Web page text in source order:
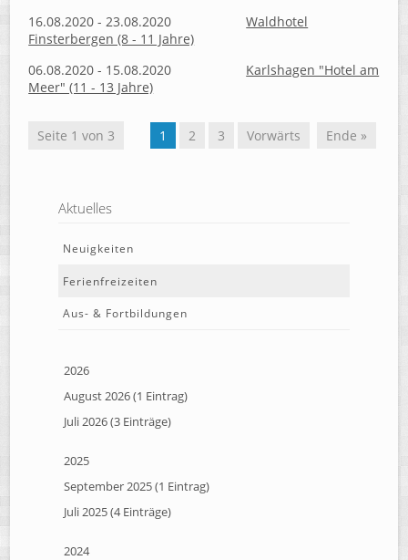
16.08.2020 - 23.08.2020
Waldhotel
Finsterbergen (8 - 11 Jahre)
06.08.2020 - 15.08.2020
Karlshagen "Hotel am
Meer" (11 - 13 Jahre)
Seite 1 von 3 1 2 3 Vorwärts Ende »
Aktuelles
Neuigkeiten
Ferienfreizeiten
Aus- & Fortbildungen
2026
August 2026 (1 Eintrag)
Juli 2026 (3 Einträge)
2025
September 2025 (1 Eintrag)
Juli 2025 (4 Einträge)
2024